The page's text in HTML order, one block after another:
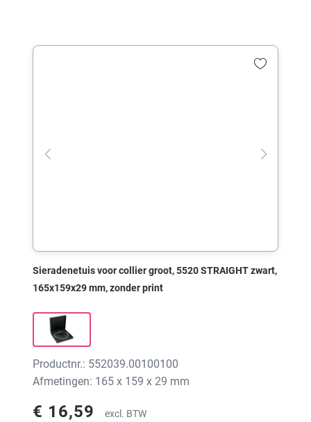
Sieradenetuis voor collier groot, 5520 STRAIGHT zwart,
165x159x29 mm, zonder print
Productnr.: 552039.00100100
Afmetingen: 165 x 159 x 29 mm
€ 16,59
excl. BTW